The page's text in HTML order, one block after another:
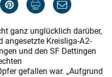
ganz unglücklich darüber,
Kreisliga-A 2-
und den SF Dettingen
gefallen war. „Aufgrund